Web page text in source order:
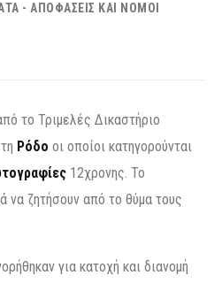
- ΑΠΟΦΆΣΕΙΣ ΚΑΙ ΝΌΜΟΙ
το Τριμελές Δικαστήριο
Ρόδο οι οποίοι κατηγορούνται
12χρονης. Το
να ζητήσουν από το θύμα τους
για κατοχή και διανομή